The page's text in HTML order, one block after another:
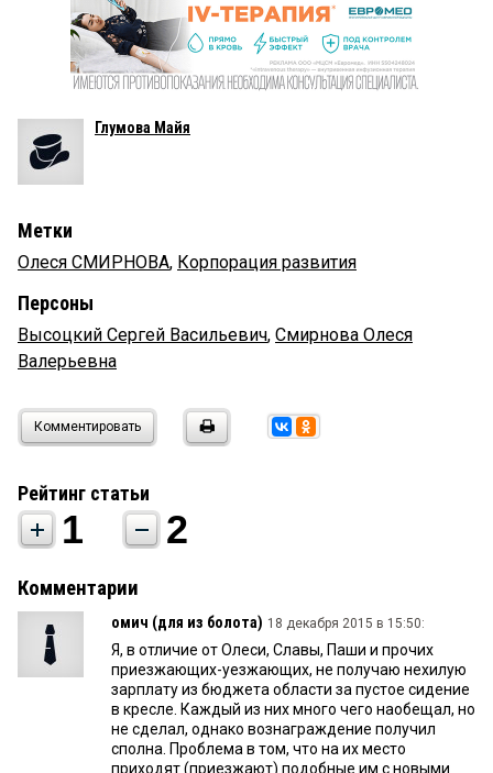
Глумова Майя
Метки
Олеся СМИРНОВА, Корпорация развития
Персоны
Высоцкий Сергей Васильевич, Смирнова Олеся
Валерьевна
Комментировать
Рейтинг статьи
1 2
Комментарии
омич (для из болота) 18 декабря 2015 в 15:50:
Я, в отличие от Олеси, Славы, Паши и прочих
приезжающих-уезжающих, не получаю нехилую
зарплату из бюджета области за пустое сидение
в кресле. Каждый из них много чего наобещал, но
не сделал, однако вознаграждение получил
сполна. Проблема в том, что на их место
приходят (приезжают) подобные им с новыми